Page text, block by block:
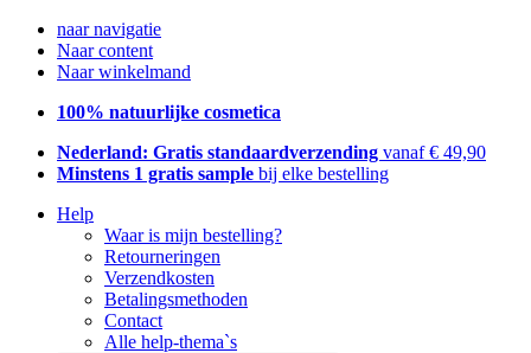
naar navigatie
Naar content
Naar winkelmand
100% natuurlijke cosmetica
Nederland: Gratis standaardverzending vanaf € 49,90
Minstens 1 gratis sample bij elke bestelling
Help
Waar is mijn bestelling?
Retourneringen
Verzendkosten
Betalingsmethoden
Contact
Alle help-thema`s